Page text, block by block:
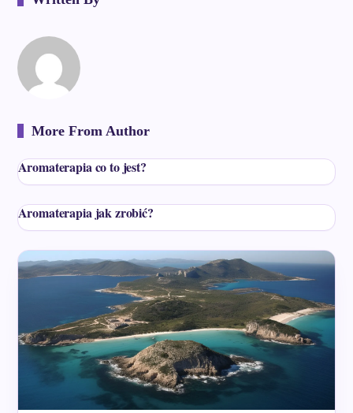
More From Author
Aromaterapia co to jest?
Aromaterapia jak zrobić?